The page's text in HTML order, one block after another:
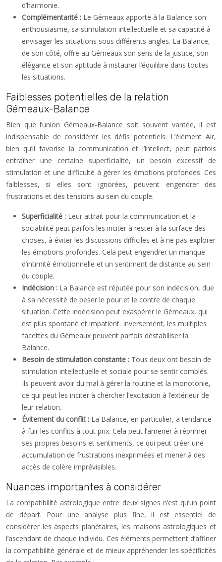
d’harmonie.
Complémentarité : Le Gémeaux apporte à la Balance son
enthousiasme, sa stimulation intellectuelle et sa capacité à
envisager les situations sous différents angles. La Balance,
de son côté, offre au Gémeaux son sens de la justice, son
élégance et son aptitude à instaurer l’équilibre dans toutes
les situations.
Faiblesses potentielles de la relation
Gémeaux-Balance
Bien que l’union Gémeaux-Balance soit souvent vantée, il est
indispensable de considérer les défis potentiels. L’élément Air,
bien qu’il favorise la communication et l’intellect, peut parfois
entraîner une certaine superficialité, un besoin excessif de
stimulation et une difficulté à gérer les émotions profondes. Ces
faiblesses, si elles sont ignorées, peuvent engendrer des
frustrations et des tensions au sein du couple.
Superficialité : Leur attrait pour la communication et la
sociabilité peut parfois les inciter à rester à la surface des
choses, à éviter les discussions difficiles et à ne pas explorer
les émotions profondes. Cela peut engendrer un manque
d’intimité émotionnelle et un sentiment de distance au sein
du couple.
Indécision : La Balance est réputée pour son indécision, due
à sa nécessité de peser le pour et le contre de chaque
situation. Cette indécision peut exaspérer le Gémeaux, qui
est plus spontané et impatient. Inversement, les multiples
facettes du Gémeaux peuvent parfois déstabiliser la
Balance.
Besoin de stimulation constante : Tous deux ont besoin de
stimulation intellectuelle et sociale pour se sentir comblés.
Ils peuvent avoir du mal à gérer la routine et la monotonie,
ce qui peut les inciter à chercher l’excitation à l’extérieur de
leur relation.
Évitement du conflit : La Balance, en particulier, a tendance
à fuir les conflits à tout prix. Cela peut l’amener à réprimer
ses propres besoins et sentiments, ce qui peut créer une
accumulation de frustrations inexprimées et mener à des
accès de colère imprévisibles.
Nuances importantes à considérer
La compatibilité astrologique entre deux signes n’est qu’un point
de départ. Pour une analyse plus fine, il est essentiel de
considérer les aspects planétaires, les maisons astrologiques et
l’ascendant de chaque individu. Ces éléments permettent d’affiner
la compatibilité générale et de mieux appréhender les spécificités